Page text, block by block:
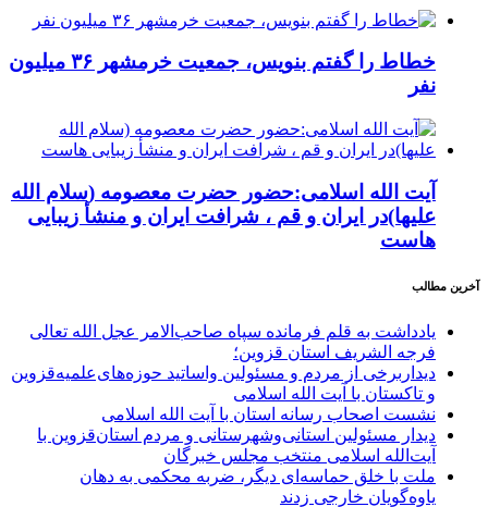
خطاط را گفتم بنویس، جمعیت خرمشهر ۳۶ میلیون
نفر
آیت الله اسلامی:حضور حضرت معصومه (سلام الله
علیها)در ایران و قم ، شرافت ایران و منشأ زیبایی
هاست
آخرین مطالب
یادداشت به قلم فرمانده سپاه صاحب‌الامر عجل الله تعالی
فرجه الشریف استان قزوین؛
دیداربرخی از مردم و مسئولین واساتید حوزه‌های‌علمیه‌قزوین
و تاکستان با آیت الله اسلامی
نشست اصحاب رسانه استان با آیت الله اسلامی
دیدار مسئولین استانی‌وشهرستانی و مردم‌ استان‌قزوین با
آیت‌الله‌ اسلامی منتخب مجلس‌ خبرگان
ملت با خلق حماسه‌ای دیگر، ضربه محکمی به دهان
یاوه‌گویان خارجی زدند